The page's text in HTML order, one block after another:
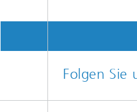
Folgen Sie